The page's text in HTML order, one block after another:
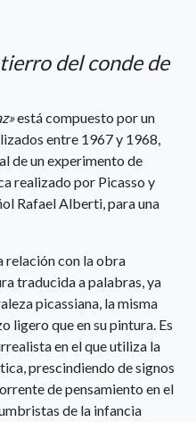
del conde de
está compuesto por un
entre 1967 y 1968,
de un experimento de
realizado por Picasso y
Rafael Alberti, para una
relación con la obra
traducida a palabras, ya
picassiana, la misma
ligero que en su pintura. Es
en el que utiliza la
prescindiendo de signos
de pensamiento en el
de la infancia